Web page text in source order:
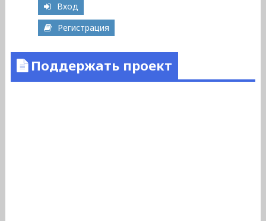
Вход
Регистрация
Поддержать проект